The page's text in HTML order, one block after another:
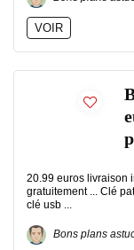
VOIR
20.99 euros livraison
gratuitement ... Clé
clé usb ...
Bons plans